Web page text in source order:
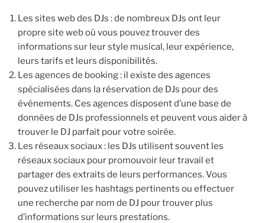
Les sites web des DJs : de nombreux DJs ont leur
propre site web où vous pouvez trouver des
informations sur leur style musical, leur expérience,
leurs tarifs et leurs disponibilités.
Les agences de booking : il existe des agences
spécialisées dans la réservation de DJs pour des
événements. Ces agences disposent d’une base de
données de DJs professionnels et peuvent vous aider à
trouver le DJ parfait pour votre soirée.
Les réseaux sociaux : les DJs utilisent souvent les
réseaux sociaux pour promouvoir leur travail et
partager des extraits de leurs performances. Vous
pouvez utiliser les hashtags pertinents ou effectuer
une recherche par nom de DJ pour trouver plus
d’informations sur leurs prestations.